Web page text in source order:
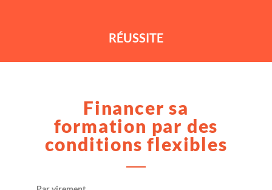
RÉUSSITE
Financer sa
formation par des
conditions flexibles